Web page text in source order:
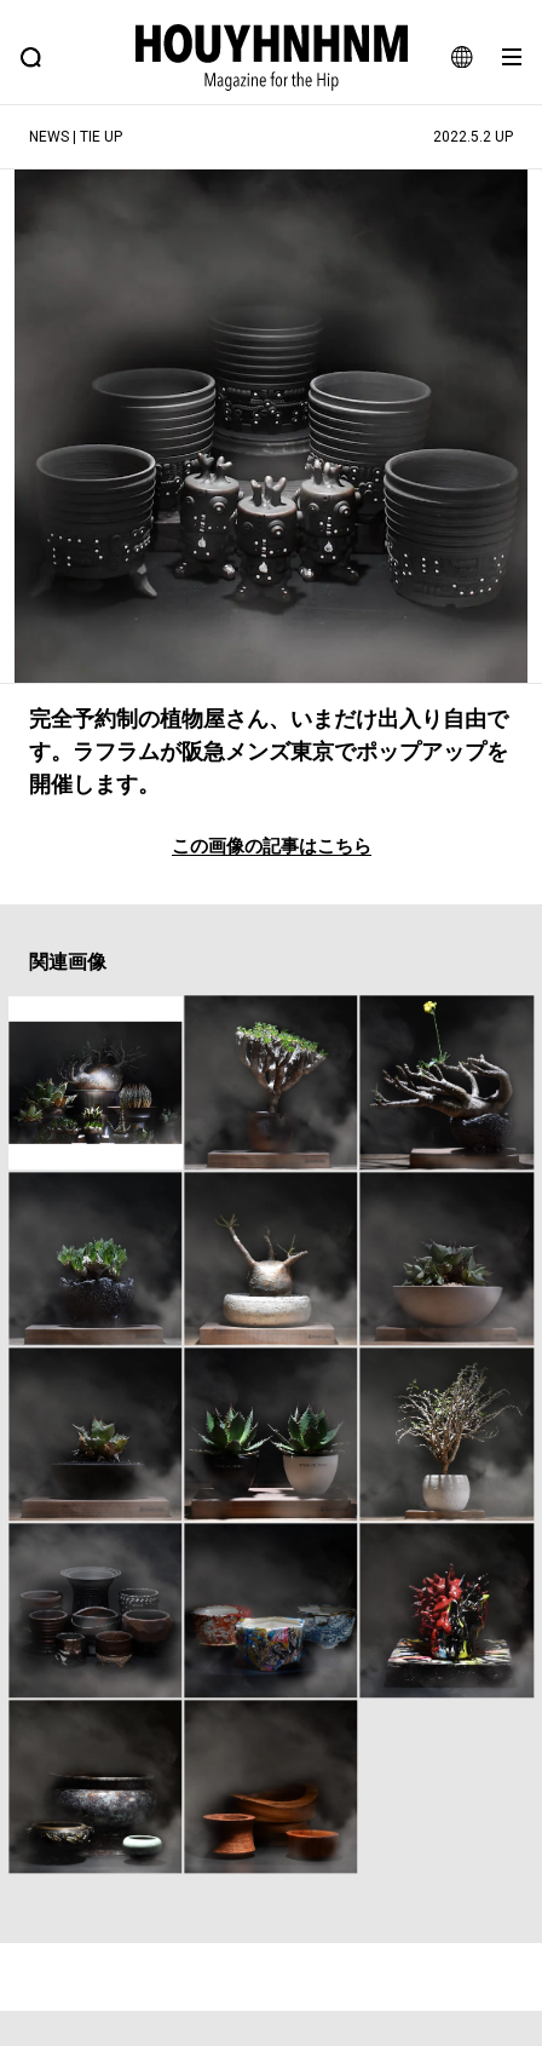
JA
EN
FEATURE BLOG SNAP
ヒップなファッション、カルチャー、ライフスタイルWEBマガジン
#マイナーグッド図鑑
#路地裏てぃーん。 #MONTHLY JOURNAL
#GH 銘品の所以 #フイナムのYouTube
#Commune H #FOCUS IT #AH.H
#ととけん #FASHION #MUSIC #MOVIE
#LIFESTYLE #SNEAKER #OUTDOOR
#SPORTS #HANDSOME HANDBOOK
NEWS | TIE UP 2022.5.2 UP
完全予約制の植物屋さん、いまだけ出入り自由で
す。ラフラムが阪急メンズ東京でポップアップを
開催します。
この画像の記事はこちら
関連画像